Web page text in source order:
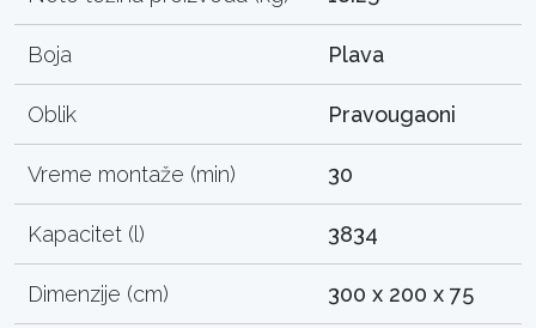
Boja Plava
Oblik Pravougaoni
Vreme montaže (min) 30
Kapacitet (l) 3834
Dimenzije (cm) 300 x 200 x 75